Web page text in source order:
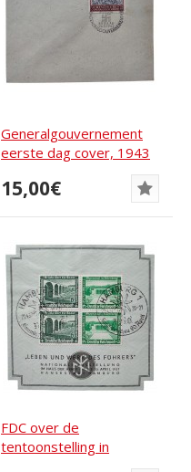
Generalgouvernement
eerste dag cover, 1943
15,00€
FDC over de
tentoonstelling in